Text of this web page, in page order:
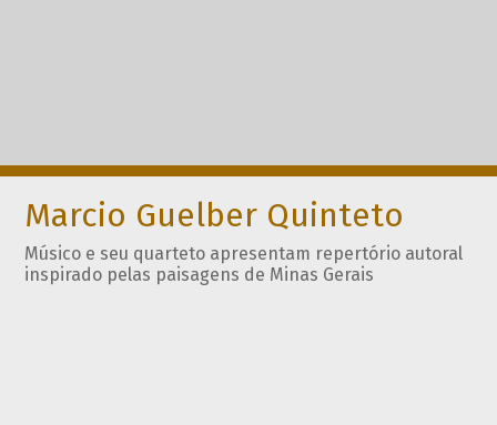
Marcio Guelber Quinteto
Músico e seu quarteto apresentam repertório autoral
inspirado pelas paisagens de Minas Gerais